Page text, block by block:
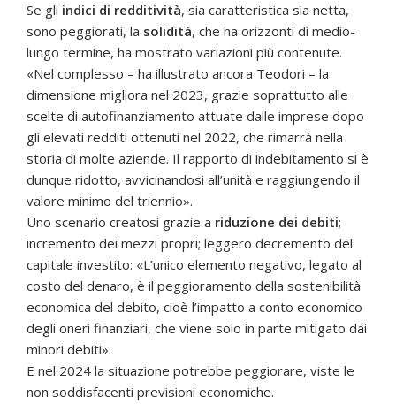
Se gli indici di redditività, sia caratteristica sia netta,
sono peggiorati, la solidità, che ha orizzonti di medio-
lungo termine, ha mostrato variazioni più contenute.
«Nel complesso – ha illustrato ancora Teodori – la
dimensione migliora nel 2023, grazie soprattutto alle
scelte di autofinanziamento attuate dalle imprese dopo
gli elevati redditi ottenuti nel 2022, che rimarrà nella
storia di molte aziende. Il rapporto di indebitamento si è
dunque ridotto, avvicinandosi all’unità e raggiungendo il
valore minimo del triennio».
Uno scenario creatosi grazie a riduzione dei debiti;
incremento dei mezzi propri; leggero decremento del
capitale investito: «L’unico elemento negativo, legato al
costo del denaro, è il peggioramento della sostenibilità
economica del debito, cioè l’impatto a conto economico
degli oneri finanziari, che viene solo in parte mitigato dai
minori debiti».
E nel 2024 la situazione potrebbe peggiorare, viste le
non soddisfacenti previsioni economiche.